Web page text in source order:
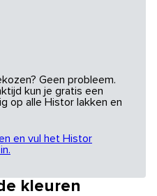
Geen probleem.
kun je gratis een
op alle Histor lakken en
en vul het Histor
kleuren